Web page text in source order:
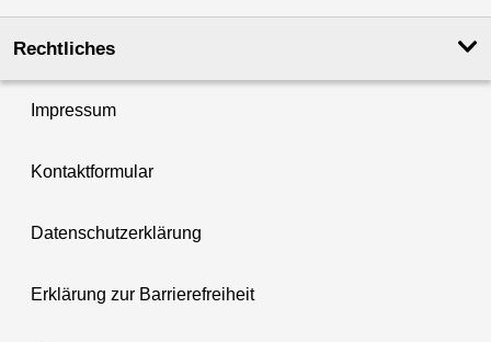
Rechtliches
Impressum
Kontaktformular
Datenschutzerklärung
Erklärung zur Barrierefreiheit